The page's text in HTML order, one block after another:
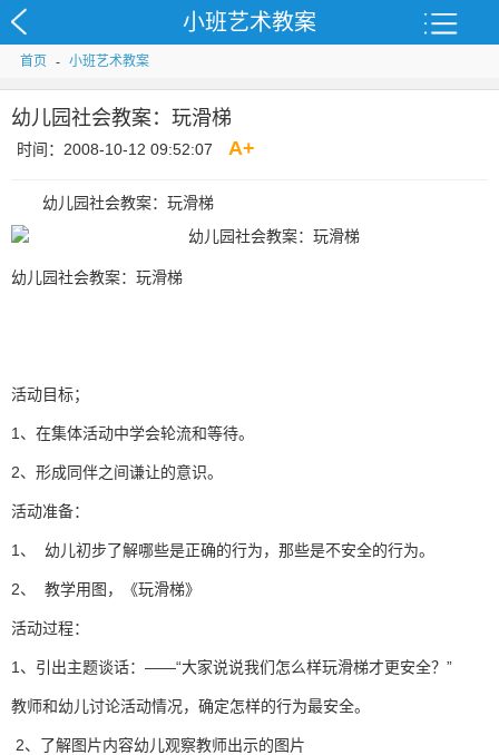
小班艺术教案
首页 - 小班艺术教案
幼儿园社会教案：玩滑梯
时间：2008-10-12 09:52:07 A+
幼儿园社会教案：玩滑梯
幼儿园社会教案：玩滑梯
活动目标；
1、在集体活动中学会轮流和等待。
2、形成同伴之间谦让的意识。
活动准备：
1、 幼儿初步了解哪些是正确的行为，那些是不安全的行为。
2、 教学用图，《玩滑梯》
活动过程：
1、引出主题谈话：——“大家说说我们怎么样玩滑梯才更安全？”
教师和幼儿讨论活动情况，确定怎样的行为最安全。
2、了解图片内容幼儿观察教师出示的图片